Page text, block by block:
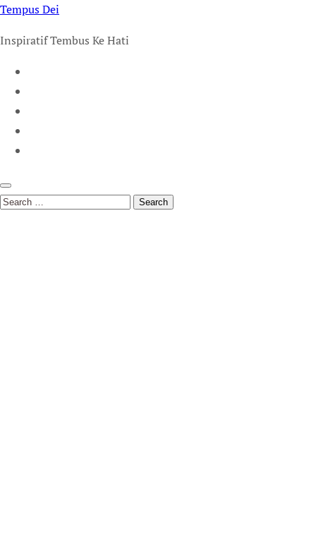
Tempus Dei
Inspiratif Tembus Ke Hati
Search